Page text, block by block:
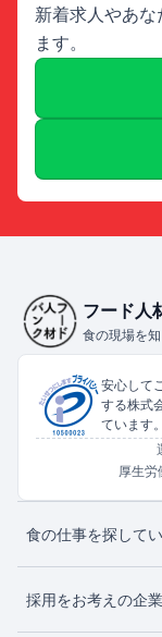
新着求人やあ
ます。
フード人
食の現場を
安心して
する株式
ています。
厚生労
食の仕事を探して
採用をお考えの企